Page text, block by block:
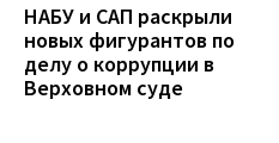
НАБУ и САП раскрыли
новых фигурантов по
делу о коррупции в
Верховном суде